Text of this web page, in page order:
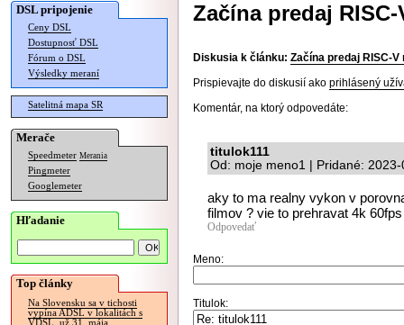
DSL pripojenie
Ceny DSL
Dostupnosť DSL
Fórum o DSL
Výsledky meraní
Satelitná mapa SR
Merače
Speedmeter Merania
Pingmeter
Googlemeter
Hľadanie
Top články
Na Slovensku sa v tichosti
vypína ADSL v lokalitách s
VDSL, už 31. mája
Začína predaj
Diskusia k článku: Začína predaj RISC-
Prispievajte do diskusií ako prihlásený
Komentár, na ktorý odpovedáte:
titulok111
Od: moje meno1 | Pridané:
aky to ma realny vykon v
filmov ? vie to prehravat 4k
Odpovedať
Meno:
Titulok: